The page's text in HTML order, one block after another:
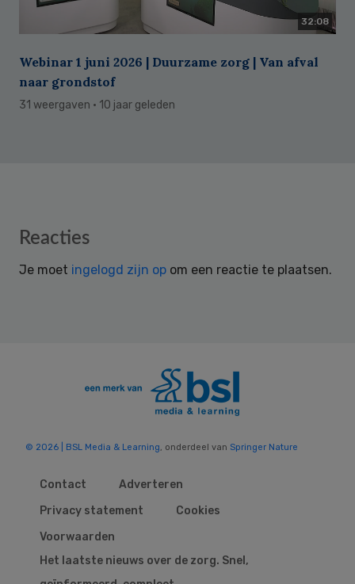
32:08
Webinar 1 juni 2026 | Duurzame zorg | Van afval
naar grondstof
31 weergaven · 10 jaar geleden
Reader
Reacties
Je moet ingelogd zijn op om een reactie te plaatsen.
© 2026 | BSL Media & Learning, onderdeel van Springer Nature
Contact
Adverteren
Privacy statement
Cookies
Voorwaarden
Het laatste nieuws over de zorg. Snel,